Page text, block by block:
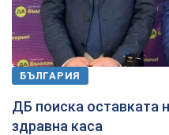
БЪЛГАРИЯ
ДБ поиска оставката
здравна каса